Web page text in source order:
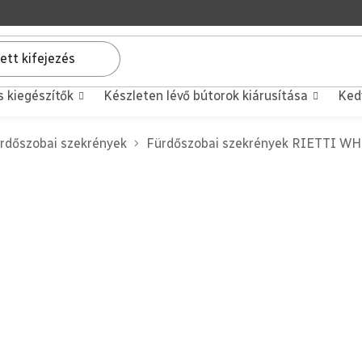
kiegészítők Készleten lévő bútorok kiárusítása
szekrények Fürdőszobai szekrények RIETTI